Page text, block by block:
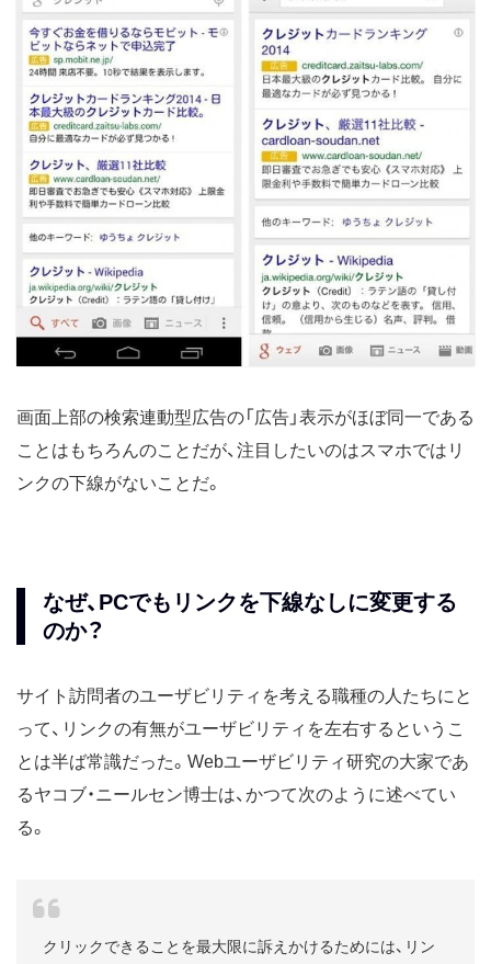
画面上部の検索連動型広告の「広告」表示がほぼ同一である
ことはもちろんのことだが、注目したいのはスマホではリ
ンクの下線がないことだ。
なぜ、PCでもリンクを下線なしに変更する
のか？
サイト訪問者のユーザビリティを考える職種の人たちにと
って、リンクの有無がユーザビリティを左右するというこ
とは半ば常識だった。Webユーザビリティ研究の大家であ
るヤコブ・ニールセン博士は、かつて次のように述べてい
る。
クリックできることを最大限に訴えかけるためには、リン